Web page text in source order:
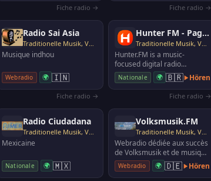
Fiche radio → Fiche radio →
Radio Sai Asia
Traditionelle Musik, Volksmusik
Musique indhou
Webradio 🌍 🇮🇳
Fiche radio →
Hunter FM - Pagode
Traditionelle Musik, Volksmusik
Hunter.FM is a music-
focused digital radio
featuring a number of online
radio stations to help ou…
Nationale 🌍 🇧🇷 Hören
Fiche radio →
Radio Ciudadana
Traditionelle Musik, Volksmusik
Mexicaine
Nationale 🌍 🇲🇽
Volksmusik.FM
Traditionelle Musik, Volksmusik
Webradio dédiée aux succès
de Volksmusik et de musique
populaire germanophone.
Webradio 🌍 🇩🇪 Hören